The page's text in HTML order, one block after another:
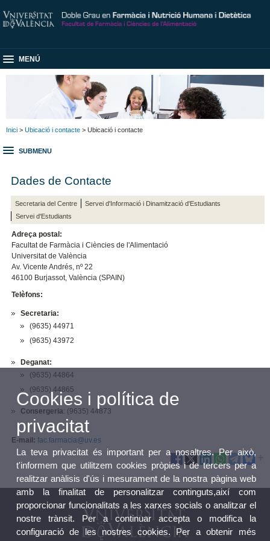
MENÚ
Inici > Ubicació i contacte > Ubicació i contacte
SUBMENU
Dades de Contacte
Secretaria del Centre
Servei d'Informació i Dinamització d'Estudiants
Servei d'Estudiants
Adreça postal:
Facultat de Farmàcia i Ciències de l'Alimentació
Universitat de València
Av. Vicente Andrés, nº 22
46100 Burjassot, València (SPAIN)
Telèfons:
Secretaria:
(9635) 44971
(9635) 43972
Deganat:
(9635) 44864
(9635) 44865
Consergeria: (9635) 44873
E-mail: fac.farmacia@uv.es
Cookies i política de
privacitat
La teva privacitat és important per a nosaltres. Per això,
t'informem que utilitzem cookies pròpies i de tercers per a
realitzar anàlisis d'ús i mesurament de la nostra pàgina web
amb la finalitat de personalitzar continguts,així com
proporcionar funcionalitats a les xarxes socials o analitzar el
nostre trànsit. Per a continuar accepta o modifica la
configuració de les nostres cookies. Per a obtenir més